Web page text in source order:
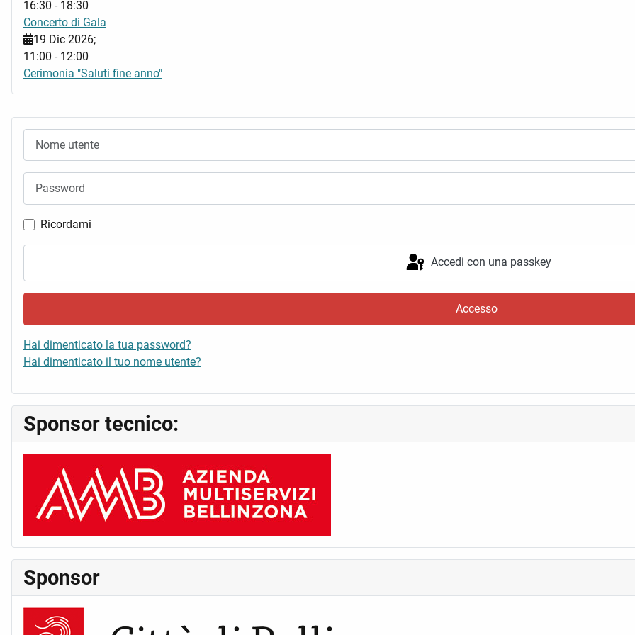
Ricordami
Accedi con una passkey
Accesso
Hai dimenticato la tua password?
Hai dimenticato il tuo nome utente?
Sponsor tecnico:
Sponsor
16:30 - 18:30
Concerto di Gala
19 Dic 2026;
11:00 - 12:00
Cerimonia "Saluti fine anno"